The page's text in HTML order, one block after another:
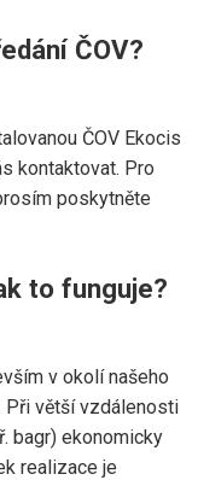
ČOV?
ČOV Ekocis
kontaktovat. Pro
poskytněte
to funguje?
v okolí našeho
Při větší vzdálenosti
bagr) ekonomicky
realizace je